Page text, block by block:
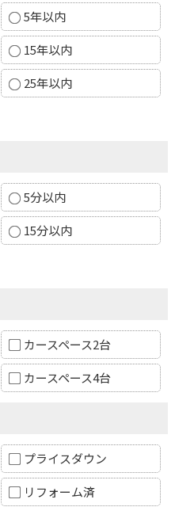
5年以内
15年以内
25年以内
5分以内
15分以内
カースペース2台
カースペース4台
プライスダウン
リフォーム済